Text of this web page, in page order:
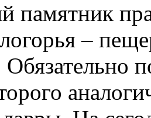
памятник
–
Обязательно